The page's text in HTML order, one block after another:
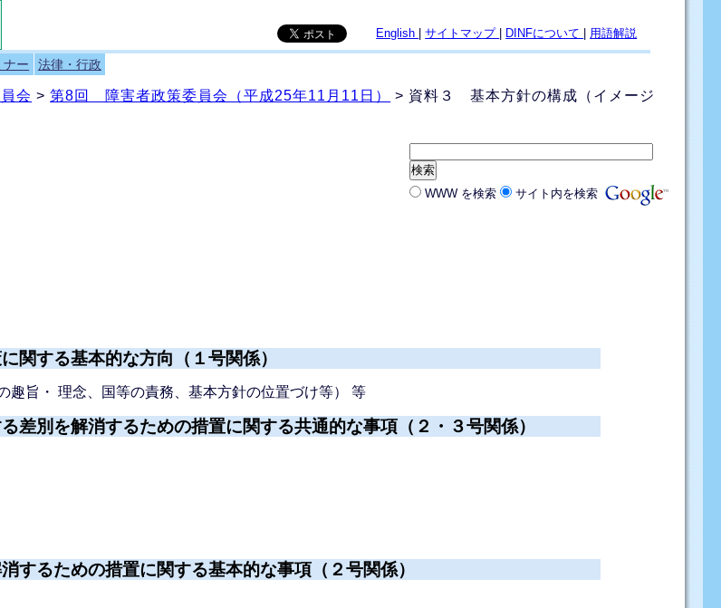
English |サイトマップ DINFについて 用語解説
ナー 法律・行政
会 >第8回 障害者政策委員会（平成25年11月11日）
> 資料３ 基本方針の構成（イメージ
WWW を検索 サイト内を検索
関する基本的な方向（１号関係）
旨・ 理念、国等の責務、基本方針の位置づけ等） 等
差別を解消するための措置に関する共通的な事項（２・３号関係）
するための措置に関する基本的な事項（２号関係）